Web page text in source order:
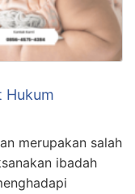
Hukum
merupakan salah
ibadah